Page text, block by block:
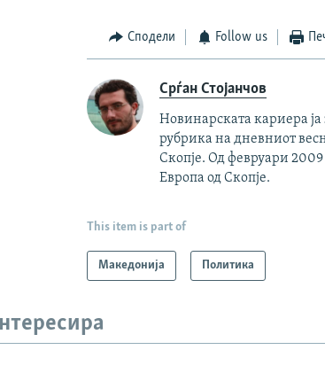
Сподели Follow us
Срѓан Стојанчов
Новинарската кариера
рубрика на дневниот
Скопје. Од февруари
Европа од Скопје.
This item is part of
Македонија Политика